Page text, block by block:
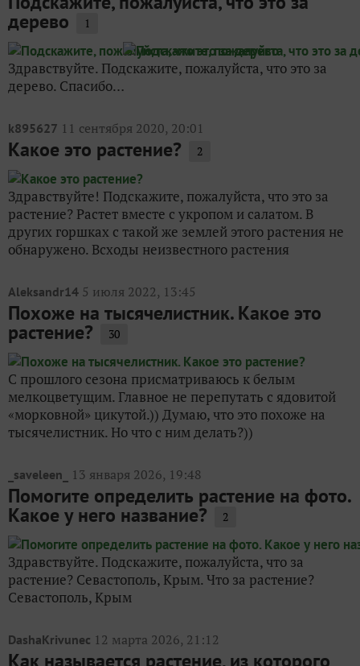
дерево 1
Здравствуйте. Подскажите, пожалуйста, что это за
дерево. Спасибо…
k895627 11 сентября 2020, 20:01
Какое это растение? 2
Здравствуйте! Подскажите, пожалуйста, что это за
растение? Растет вместе с укропом и салатом. В
других горшках с такой же землей этого растения не
обнаружено. Всходы неизвестного растения
Aleksandr14 5 июля 2022, 13:45
Похоже на тысячелистник. Какое это
растение? 30
С прошлого сезона присматриваюсь к белым
мелкоцветущим. Главное не перепутать с ядовитой
«морковной» цикутой.)) Думаю, что это похоже на
тысячелистник. Но что с ним делать?))
_saveleen_ 13 января 2026, 19:48
Помогите определить растение на фото.
Какое у него название? 2
Здравствуйте. Подскажите, пожалуйста, что за
растение? Севастополь, Крым. Что за растение?
Севастополь, Крым
DashaKrivunec 12 марта 2026, 21:12
Как называется растение, из которого